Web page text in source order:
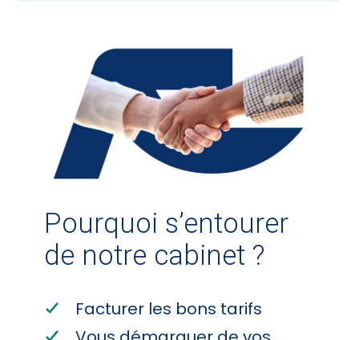
Pourquoi s’entourer
de notre cabinet ?
Facturer les bons tarifs